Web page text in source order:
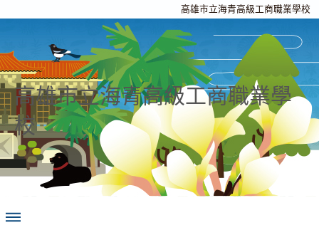
高雄市立海青高級工商職業學校
高雄市立海青高級工商職業學
校